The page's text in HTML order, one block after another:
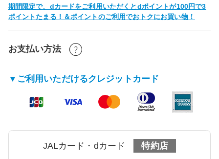
期間限定で、dカードをご利用いただくとdポイントが100円で3
ポイントたまる！＆ポイントのご利用でおトクにお買い物！
お支払い方法
▼ご利用いただけるクレジットカード
JALカード・dカード 特約店